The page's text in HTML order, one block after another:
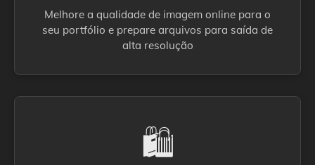
Melhore a qualidade de imagem online para o
seu portfólio e prepare arquivos para saída de
alta resolução
🛍️